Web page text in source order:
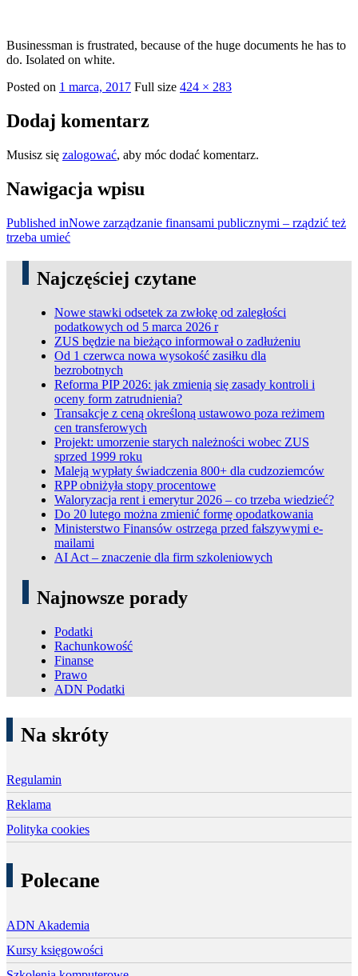
Businessman is frustrated, because of the huge documents he has to
do. Isolated on white.
Posted on 1 marca, 2017 Full size 424 × 283
Dodaj komentarz
Musisz się zalogować, aby móc dodać komentarz.
Nawigacja wpisu
Published inNowe zarządzanie finansami publicznymi – rządzić też
trzeba umieć
Najczęściej czytane
Nowe stawki odsetek za zwłokę od zaległości
podatkowych od 5 marca 2026 r
ZUS będzie na bieżąco informował o zadłużeniu
Od 1 czerwca nowa wysokość zasiłku dla
bezrobotnych
Reforma PIP 2026: jak zmienią się zasady kontroli i
oceny form zatrudnienia?
Transakcje z ceną określoną ustawowo poza reżimem
cen transferowych
Projekt: umorzenie starych należności wobec ZUS
sprzed 1999 roku
Maleją wypłaty świadczenia 800+ dla cudzoziemców
RPP obniżyła stopy procentowe
Waloryzacja rent i emerytur 2026 – co trzeba wiedzieć?
Do 20 lutego można zmienić formę opodatkowania
Ministerstwo Finansów ostrzega przed fałszywymi e-
mailami
AI Act – znaczenie dla firm szkoleniowych
Najnowsze porady
Podatki
Rachunkowość
Finanse
Prawo
ADN Podatki
Na skróty
Regulamin
Reklama
Polityka cookies
Polecane
ADN Akademia
Kursy księgowości